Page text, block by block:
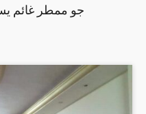
جو ممطر غائم